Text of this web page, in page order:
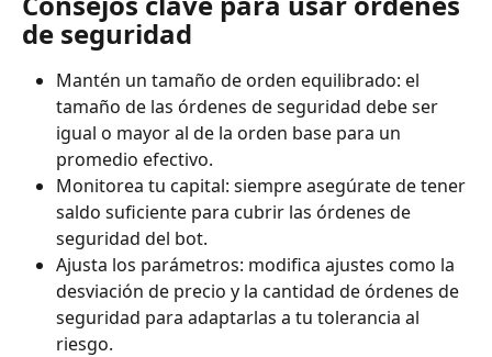
de seguridad
Mantén un tamaño de orden equilibrado: el
tamaño de las órdenes de seguridad debe ser
igual o mayor al de la orden base para un
promedio efectivo.
Monitorea tu capital: siempre asegúrate de tener
saldo suficiente para cubrir las órdenes de
seguridad del bot.
Ajusta los parámetros: modifica ajustes como la
desviación de precio y la cantidad de órdenes de
seguridad para adaptarlas a tu tolerancia al
riesgo.